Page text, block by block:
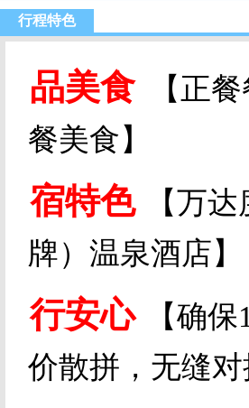
行程特色
品美食 【正
餐美食】
宿特色
【万
牌）温泉酒店】
行安心 【确保
价散拼，无缝